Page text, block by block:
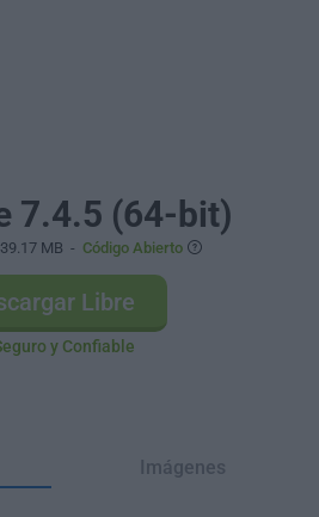
7.4.5 (64-bit)
MB - Código Abierto
Libre
y Confiable
Imágenes